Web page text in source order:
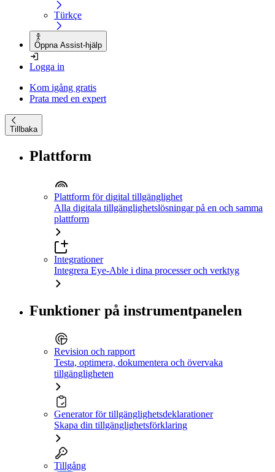
Türkçe
Öppna Assist-hjälp
Logga in
Kom igång gratis
Prata med en expert
Tillbaka
Plattform
Plattform för digital tillgänglighet
Alla digitala tillgänglighetslösningar på en och samma
plattform
Integrationer
Integrera Eye-Able i dina processer och verktyg
Funktioner på instrumentpanelen
Revision och rapport
Testa, optimera, dokumentera och övervaka
tillgängligheten
Generator för tillgänglighetsdeklarationer
Skapa din tillgänglighetsförklaring
Tillgång